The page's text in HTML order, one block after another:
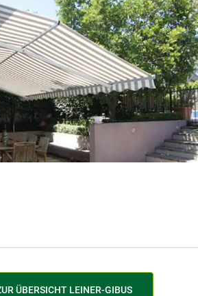
ÜBERSICHT LEINER-GIBUS